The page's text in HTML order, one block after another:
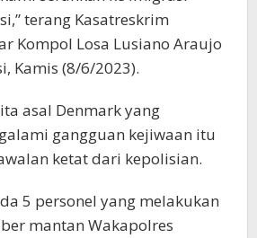
terang Kasatreskrim
Kompol Losa Lusiano Araujo
Kamis (8/6/2023).
asal Denmark yang
gangguan kejiwaan itu
ketat dari kepolisian.
5 personel yang melakukan
mantan Wakapolres